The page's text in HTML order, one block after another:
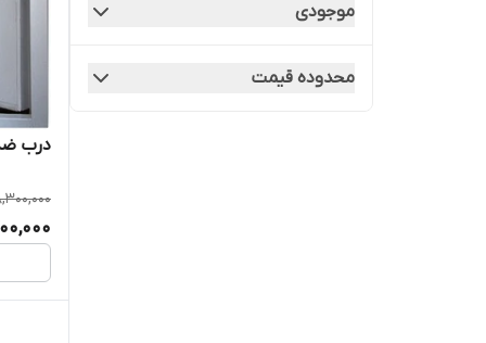
موجودی
محدوده قیمت
درب